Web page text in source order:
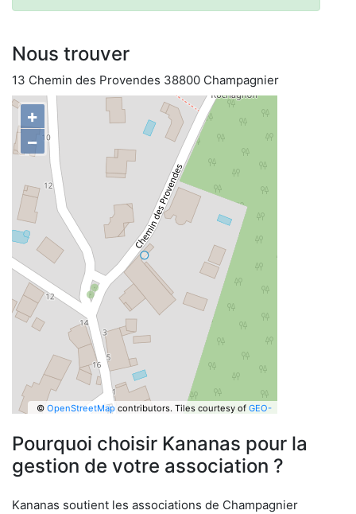
Nous trouver
13 Chemin des Provendes 38800 Champagnier
+
−
© OpenStreetMapcontributors. Tiles courtesy of GEO-
Pourquoi choisir Kananas pour la
gestion de votre association ?
Kananas soutient les associations de Champagnier